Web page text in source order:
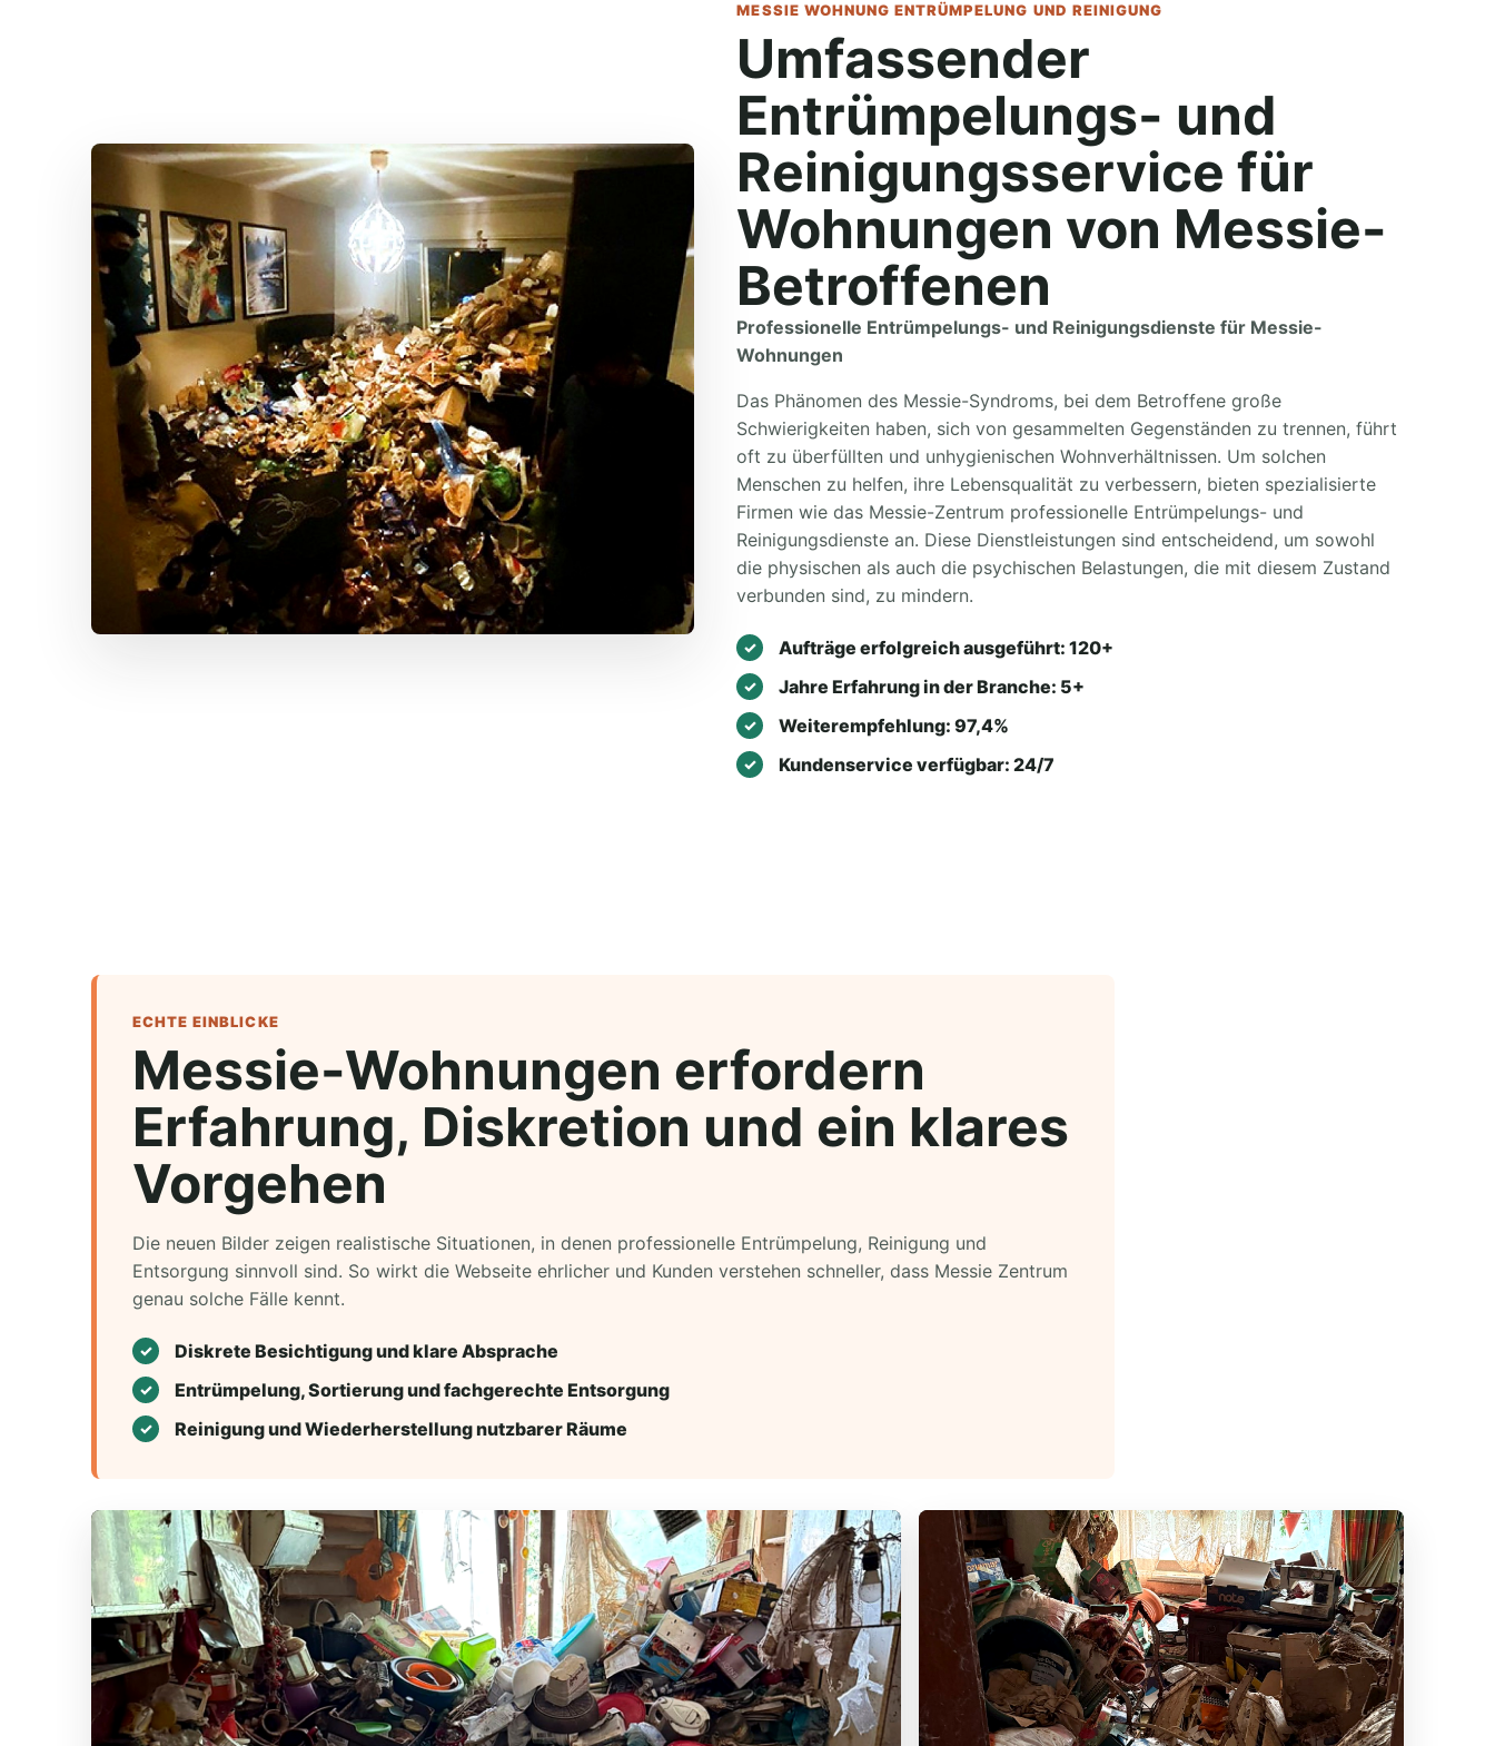
MESSIE WOHNUNG ENTRÜMPELUNG UND REINIGUNG
Umfassender
Entrümpelungs- und
Reinigungsservice für
Wohnungen von Messie-
Betroffenen
Professionelle Entrümpelungs- und Reinigungsdienste für Messie-
Wohnungen
Das Phänomen des Messie-Syndroms, bei dem Betroffene große
Schwierigkeiten haben, sich von gesammelten Gegenständen zu trennen, führt
oft zu überfüllten und unhygienischen Wohnverhältnissen. Um solchen
Menschen zu helfen, ihre Lebensqualität zu verbessern, bieten spezialisierte
Firmen wie das Messie-Zentrum professionelle Entrümpelungs- und
Reinigungsdienste an. Diese Dienstleistungen sind entscheidend, um sowohl
die physischen als auch die psychischen Belastungen, die mit diesem Zustand
verbunden sind, zu mindern.
Aufträge erfolgreich ausgeführt: 120+
Jahre Erfahrung in der Branche: 5+
Weiterempfehlung: 97,4%
Kundenservice verfügbar: 24/7
ECHTE EINBLICKE
Messie-Wohnungen erfordern
Erfahrung, Diskretion und ein klares
Vorgehen
Die neuen Bilder zeigen realistische Situationen, in denen professionelle Entrümpelung, Reinigung und
Entsorgung sinnvoll sind. So wirkt die Webseite ehrlicher und Kunden verstehen schneller, dass Messie Zentrum
genau solche Fälle kennt.
Diskrete Besichtigung und klare Absprache
Entrümpelung, Sortierung und fachgerechte Entsorgung
Reinigung und Wiederherstellung nutzbarer Räume